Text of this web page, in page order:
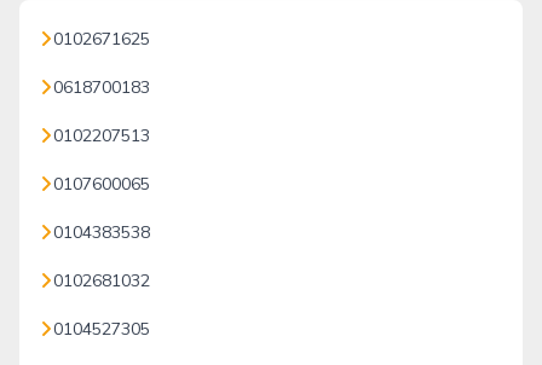
0102671625
0618700183
0102207513
0107600065
0104383538
0102681032
0104527305